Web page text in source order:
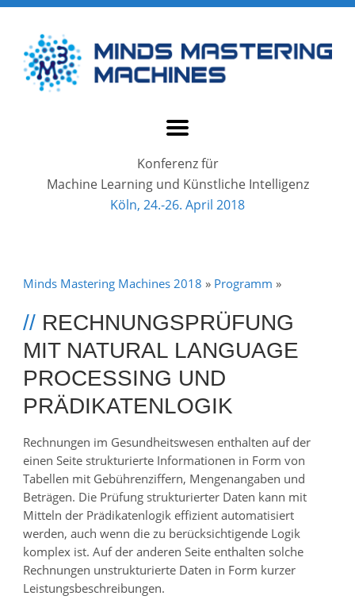
Konferenz für
Machine Learning und Künstliche Intelligenz
Köln, 24.-26. April 2018
Minds Mastering Machines 2018 » Programm »
// RECHNUNGSPRÜFUNG
MIT NATURAL LANGUAGE
PROCESSING UND
PRÄDIKATENLOGIK
Rechnungen im Gesundheitswesen enthalten auf der
einen Seite strukturierte Informationen in Form von
Tabellen mit Gebührenziffern, Mengenangaben und
Beträgen. Die Prüfung strukturierter Daten kann mit
Mitteln der Prädikatenlogik effizient automatisiert
werden, auch wenn die zu berücksichtigende Logik
komplex ist. Auf der anderen Seite enthalten solche
Rechnungen unstrukturierte Daten in Form kurzer
Leistungsbeschreibungen.